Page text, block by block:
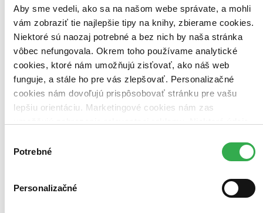
Aby sme vedeli, ako sa na našom webe správate, a mohli
vám zobraziť tie najlepšie tipy na knihy, zbierame cookies.
Niektoré sú naozaj potrebné a bez nich by naša stránka
vôbec nefungovala. Okrem toho používame analytické
cookies, ktoré nám umožňujú zisťovať, ako náš web
funguje, a stále ho pre vás zlepšovať. Personalizačné
cookies nám dovoľujú prispôsobovať stránku pre vašu
lepšiu orientáciu. Marketingové cookies nám zas
keby sme mohli používať všetky tieto cookies. Ďakujeme!
súhlasu
Potrebné
Personalizačné
Bestsellery
Top hodnotené
Novinky
Najdrahšie
Najlacnejšie
Autor Tony Attwood